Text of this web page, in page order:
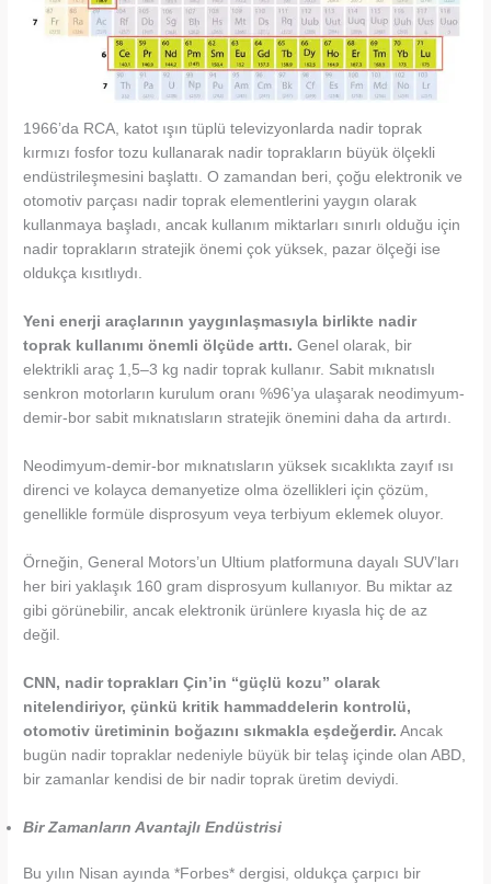
1966’da RCA, katot ışın tüplü televizyonlarda nadir toprak
kırmızı fosfor tozu kullanarak nadir toprakların büyük ölçekli
endüstrileşmesini başlattı. O zamandan beri, çoğu elektronik ve
otomotiv parçası nadir toprak elementlerini yaygın olarak
kullanmaya başladı, ancak kullanım miktarları sınırlı olduğu için
nadir toprakların stratejik önemi çok yüksek, pazar ölçeği ise
oldukça kısıtlıydı.
Yeni enerji araçlarının yaygınlaşmasıyla birlikte nadir
toprak kullanımı önemli ölçüde arttı. Genel olarak, bir
elektrikli araç 1,5–3 kg nadir toprak kullanır. Sabit mıknatıslı
senkron motorların kurulum oranı %96’ya ulaşarak neodimyum-
demir-bor sabit mıknatısların stratejik önemini daha da artırdı.
Neodimyum-demir-bor mıknatısların yüksek sıcaklıkta zayıf ısı
direnci ve kolayca demanyetize olma özellikleri için çözüm,
genellikle formüle disprosyum veya terbiyum eklemek oluyor.
Örneğin, General Motors’un Ultium platformuna dayalı SUV’ları
her biri yaklaşık 160 gram disprosyum kullanıyor. Bu miktar az
gibi görünebilir, ancak elektronik ürünlere kıyasla hiç de az
değil.
CNN, nadir toprakları Çin’in “güçlü kozu” olarak
nitelendiriyor, çünkü kritik hammaddelerin kontrolü,
otomotiv üretiminin boğazını sıkmakla eşdeğerdir. Ancak
bugün nadir topraklar nedeniyle büyük bir telaş içinde olan ABD,
bir zamanlar kendisi de bir nadir toprak üretim deviydi.
Bir Zamanların Avantajlı Endüstrisi
Bu yılın Nisan ayında *Forbes* dergisi, oldukça çarpıcı bir